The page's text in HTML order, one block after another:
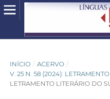
INÍCIO / ACERVO /
V. 25 N. 58 (2024):
LETRAMENTO LITERÁRIO DO